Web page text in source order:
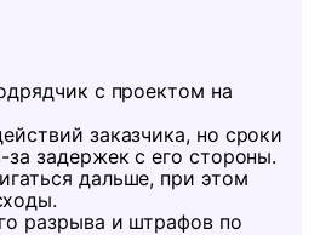
с проектом на
заказчика, но сроки
за задержек с его стороны.
дальше, при этом
разрыва и штрафов по